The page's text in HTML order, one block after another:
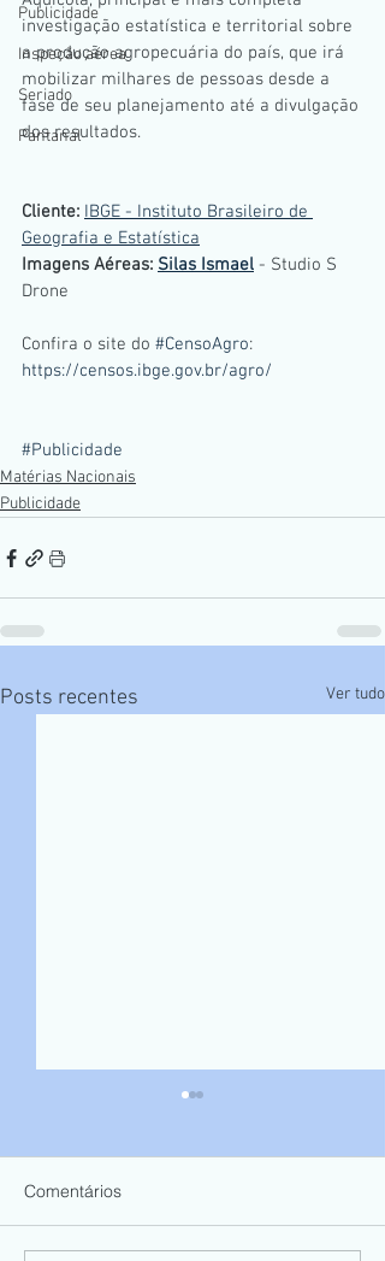
Publicidade
Inspeção aérea
Seriado
Pantanal
investigação estatística e territorial sobre
a produção agropecuária do país, que irá
mobilizar milhares de pessoas desde a
fase de seu planejamento até a divulgação
dos resultados.
Cliente: IBGE - Instituto Brasileiro de
Geografia e Estatística
Imagens Aéreas: Silas Ismael - Studio S
Drone
Confira o site do #CensoAgro:
https://censos.ibge.gov.br/agro/
#Publicidade
Matérias Nacionais
Publicidade
Posts recentes Ver tudo
Comentários